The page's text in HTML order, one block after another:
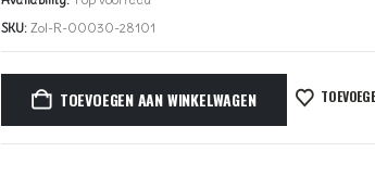
SKU: Zol-R-00030-28101
TOEVOEGEN AAN WINKELWAGEN